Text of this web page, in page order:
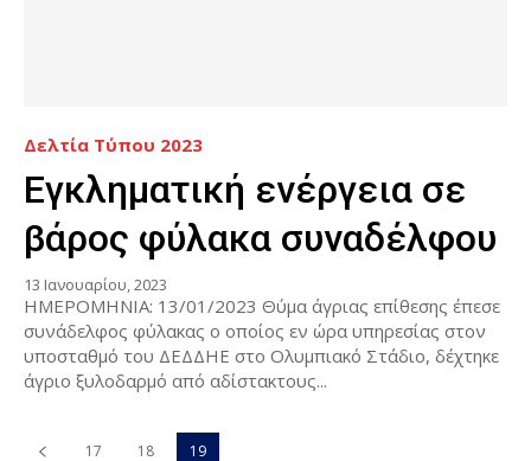
Δελτία Τύπου 2023
Εγκληματική ενέργεια σε
βάρος φύλακα συναδέλφου
13 Ιανουαρίου, 2023
ΗΜΕΡΟΜΗΝΙΑ: 13/01/2023 Θύμα άγριας επίθεσης έπεσε
συνάδελφος φύλακας ο οποίος εν ώρα υπηρεσίας στον
υποσταθμό του ΔΕΔΔΗΕ στο Ολυμπιακό Στάδιο, δέχτηκε
άγριο ξυλοδαρμό από αδίστακτους...
17 18 19